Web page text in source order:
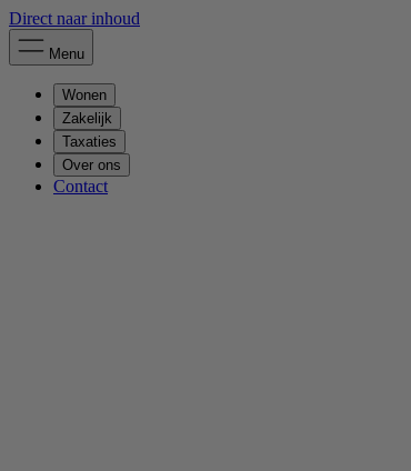
Direct naar inhoud
Menu
Wonen
Zakelijk
Taxaties
Over ons
Contact